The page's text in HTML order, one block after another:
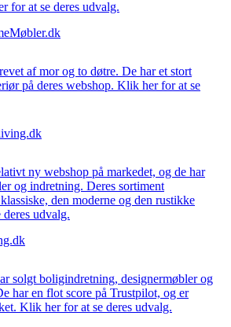
for at se deres udvalg.
af mor og to døtre. De har et stort
på deres webshop. Klik her for at se
ny webshop på markedet, og de har
og indretning. Deres sortiment
den moderne og den rustikke
udvalg.
solgt boligindretning, designermøbler og
har en flot score på Trustpilot, og er
Klik her for at se deres udvalg.